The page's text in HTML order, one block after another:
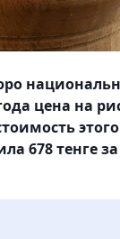
цена на
678 тенге